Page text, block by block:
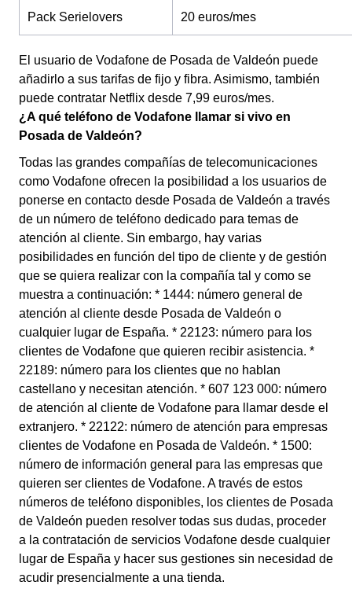
Pack Serielovers 20 euros/mes
El usuario de Vodafone de Posada de Valdeón puede
añadirlo a sus tarifas de fijo y fibra. Asimismo, también
puede contratar Netflix desde 7,99 euros/mes.
¿A qué teléfono de Vodafone llamar si vivo en
Posada de Valdeón?
Todas las grandes compañías de telecomunicaciones
como Vodafone ofrecen la posibilidad a los usuarios de
ponerse en contacto desde Posada de Valdeón a través
de un número de teléfono dedicado para temas de
atención al cliente. Sin embargo, hay varias
posibilidades en función del tipo de cliente y de gestión
que se quiera realizar con la compañía tal y como se
muestra a continuación: * 1444: número general de
atención al cliente desde Posada de Valdeón o
cualquier lugar de España. * 22123: número para los
clientes de Vodafone que quieren recibir asistencia. *
22189: número para los clientes que no hablan
castellano y necesitan atención. * 607 123 000: número
de atención al cliente de Vodafone para llamar desde el
extranjero. * 22122: número de atención para empresas
clientes de Vodafone en Posada de Valdeón. * 1500:
número de información general para las empresas que
quieren ser clientes de Vodafone. A través de estos
números de teléfono disponibles, los clientes de Posada
de Valdeón pueden resolver todas sus dudas, proceder
a la contratación de servicios Vodafone desde cualquier
lugar de España y hacer sus gestiones sin necesidad de
acudir presencialmente a una tienda.